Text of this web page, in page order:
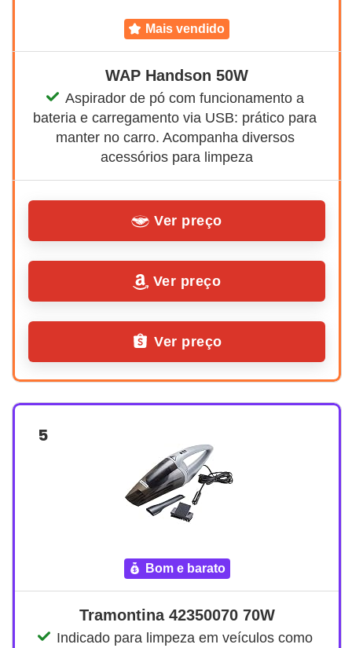
mais vendido
WAP Handson 50W
Aspirador de pó com funcionamento a
bateria e carregamento via USB: prático para
manter no carro. Acompanha diversos
acessórios para limpeza
Ver preço
Ver preço
Ver preço
5
bom e barato
Tramontina 42350070 70W
Indicado para limpeza em veículos como